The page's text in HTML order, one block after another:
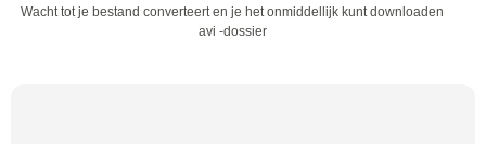
Wacht tot je bestand converteert en je het onmiddellijk kunt downloaden
avi -dossier